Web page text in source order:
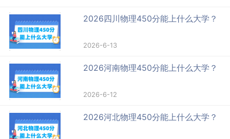
2026四川物理450分能上什么大学？
2026-6-13
2026河南物理450分能上什么大学？
2026-6-12
2026河北物理450分能上什么大学？